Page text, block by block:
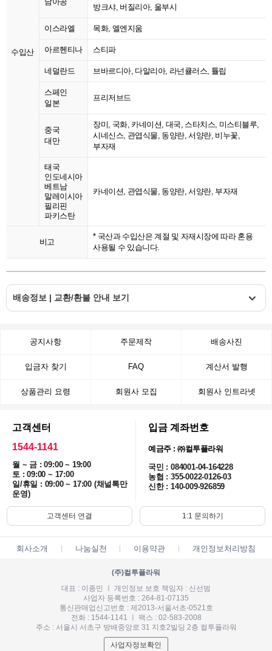
수입산
방크샤, 버질리아, 울부시
이스라엘 목화, 엘엔지움
아르헨티나 스티파
네덜란드 브바르디아, 다알리아, 라넌큘러스, 튤립
스페인
일본
프리저브드
중국
대만
장미, 국화, 카네이션, 대국, 스타치스, 미스티블루,
시네신스, 관엽식물, 동양란, 서양란, 비누꽃,
부자재
태국
인도네시아
베트남
말레이시아
필리핀
파키스탄
카네이션, 관엽식물, 동양란, 서양란, 부자재
비고
* 국산과 수입산은 계절 및 자재시장에 따라 혼용
사용될 수 있습니다.
배송정보 | 교환/환불 안내 보기
공지사항 주문제작 배송사진
입금자 찾기 FAQ 계산서 발행
상품관리 요령 회원사 모집 회원사 인트라넷
고객센터
1544-1141
월 ~ 금 : 09:00 ~ 19:00
토 : 09:00 ~ 17:00
일/휴일 : 09:00 ~ 17:00 (채널톡만
운영)
입금 계좌번호
예금주 : ㈜컬투플라워
국민 : 084001-04-164228
농협 : 355-0022-0126-03
신한 : 140-009-926859
고객센터 연결 1:1 문의하기
회사소개 나눔실천 이용약관 개인정보처리방침
(주)컬투플라워
대표 : 이종민 ㅣ 개인정보 보호 책임자 : 신선범
사업자 등록번호 : 264-81-07135
통신판매업신고번호 : 제2013-서울서초-0521호
전화 : 1544-1141 ㅣ 팩스 : 02-583-2008
주소 : 서울시 서초구 방배중앙로 31 지호2빌딩 2층 컬투플라워
사업자정보확인